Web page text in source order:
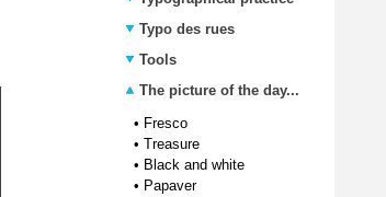
Typo des rues
Tools
The picture of the day...
• Fresco
• Treasure
• Black and white
• Papaver